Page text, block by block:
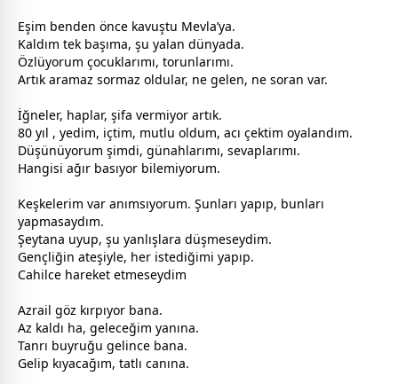
Eşim benden önce kavuştu Mevla’ya.
Kaldım tek başıma, şu yalan dünyada.
Özlüyorum çocuklarımı, torunlarımı.
Artık aramaz sormaz oldular, ne gelen, ne soran var.
İğneler, haplar, şifa vermiyor artık.
80 yıl , yedim, içtim, mutlu oldum, acı çektim oyalandım.
Düşünüyorum şimdi, günahlarımı, sevaplarımı.
Hangisi ağır basıyor bilemiyorum.
Keşkelerim var anımsıyorum. Şunları yapıp, bunları
yapmasaydım.
Şeytana uyup, şu yanlışlara düşmeseydim.
Gençliğin ateşiyle, her istediğimi yapıp.
Cahilce hareket etmeseydim
Azrail göz kırpıyor bana.
Az kaldı ha, geleceğim yanına.
Tanrı buyruğu gelince bana.
Gelip kıyacağım, tatlı canına.